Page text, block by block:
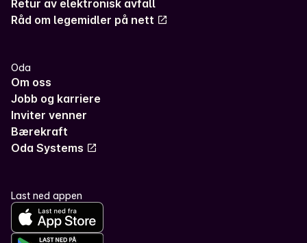
Retur av elektronisk avfall
Råd om legemidler på nett
Oda
Om oss
Jobb og karriere
Inviter venner
Bærekraft
Oda Systems
Last ned appen